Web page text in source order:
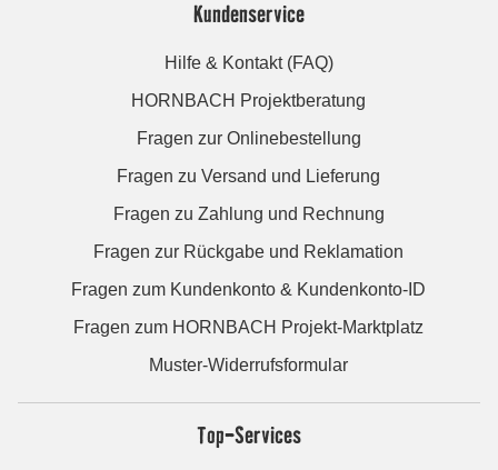
Kundenservice
Hilfe & Kontakt (FAQ)
HORNBACH Projektberatung
Fragen zur Onlinebestellung
Fragen zu Versand und Lieferung
Fragen zu Zahlung und Rechnung
Fragen zur Rückgabe und Reklamation
Fragen zum Kundenkonto & Kundenkonto-ID
Fragen zum HORNBACH Projekt-Marktplatz
Muster-Widerrufsformular
Top-Services